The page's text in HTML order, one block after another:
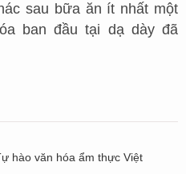
sau bữa ăn ít nhất một
ban đầu tại dạ dày đã
hào văn hóa ẩm thực Việt